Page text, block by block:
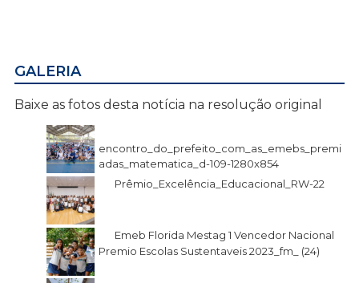
GALERIA
Baixe as fotos desta notícia na resolução original
encontro_do_prefeito_com_as_emebs_premi
adas_matematica_d-109-1280x854
Prêmio_Excelência_Educacional_RW-22
Emeb Florida Mestag 1 Vencedor Nacional
Premio Escolas Sustentaveis 2023_fm_ (24)